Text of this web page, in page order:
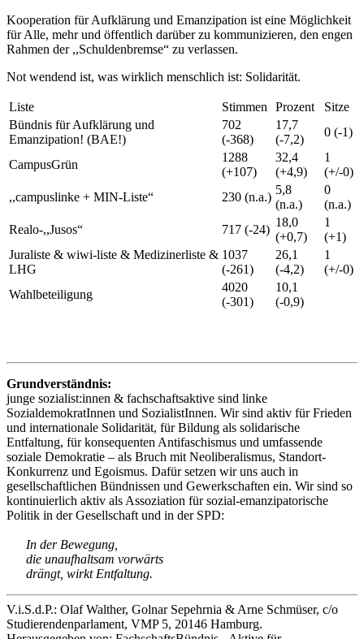
Kooperation für Aufklärung und Emanzipation ist eine Möglichkeit
für Alle, mehr und öffentlich darüber zu kommunizieren, den engen
Rahmen der ,,Schuldenbremse“ zu verlassen.
Not wendend ist, was wirklich menschlich ist: Solidarität.
Liste Stimmen Prozent
Sitze
Bündnis für Aufklärung und
Emanzipation! (BAE!)
702
(-368)
17,7
(-7,2)
0 (-1)
CampusGrün
1288
(+107)
32,4
(+4,9)
1
(+/-0)
,,campuslinke + MIN-Liste“
230 (n.a.)
5,8
(n.a.)
0
(n.a.)
Realo-,,Jusos“
717 (-24)
18,0
(+0,7)
1
(+1)
Juraliste & wiwi-liste & Medizinerliste &
LHG
1037
(-261)
26,1
(-4,2)
1
(+/-0)
Wahlbeteiligung
4020
(-301)
10,1
(-0,9)
Grundverständnis:
junge sozialist:innen & fachschaftsaktive sind linke
SozialdemokratInnen und SozialistInnen. Wir sind aktiv für Frieden
und internationale Solidarität, für Bildung als solidarische
Entfaltung, für konsequenten Antifaschismus und umfassende
soziale Demokratie – als Bruch mit Neoliberalismus, Standort-
Konkurrenz und Egoismus. Dafür setzen wir uns auch in
gesellschaftlichen Bündnissen und Gewerkschaften ein. Wir sind so
kontinuierlich aktiv als Assoziation für sozial-emanzipatorische
Politik in der Gesellschaft und in der SPD:
In der Bewegung,
die unaufhaltsam vorwärts
drängt, wirkt Entfaltung.
V.i.S.d.P.: Olaf Walther, Golnar Sepehrnia & Arne Schmüser, c/o
Studierendenparlament, VMP 5, 20146 Hamburg.